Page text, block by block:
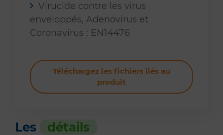
Virucide contre les virus
enveloppés, Adenovirus et
Coronavirus : EN14476
Téléchargez les fichiers liés au
produit
Les détails